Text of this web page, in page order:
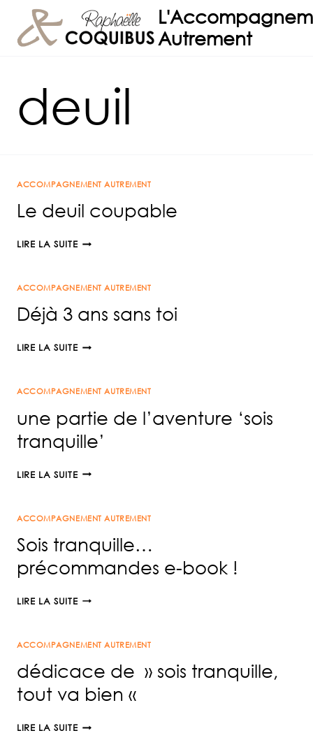
contenu
Autrement
deuil
ACCOMPAGNEMENT AUTREMENT
Le deuil coupable
LIRE LA SUITELE
ACCOMPAGNEMENT AUTREMENT
Déjà 3 ans sans toi
LIRE LA SUITEDÉJÀ
SANS
ACCOMPAGNEMENT AUTREMENT
une partie de l’aventure ‘sois
tranquille’
LIRE LA SUITEUNE
L’AVENTURE
TRANQUILLE’
ACCOMPAGNEMENT AUTREMENT
Sois tranquille…
précommandes e-book !
LIRE LA SUITESOIS
E-
!
ACCOMPAGNEMENT AUTREMENT
dédicace de » sois tranquille,
tout va bien «
LIRE LA SUITEDÉDICACE